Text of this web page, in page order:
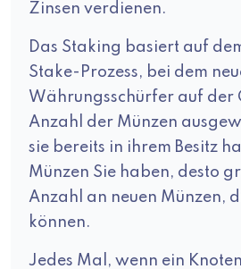
Zinsen verdienen.
Das Staking basiert auf
Stake-Prozess, bei dem
Währungsschürfer auf der
Anzahl der Münzen
sie bereits in ihrem Besitz
Münzen Sie haben, desto
Anzahl an neuen Münzen,
können.
Jedes Mal, wenn ein